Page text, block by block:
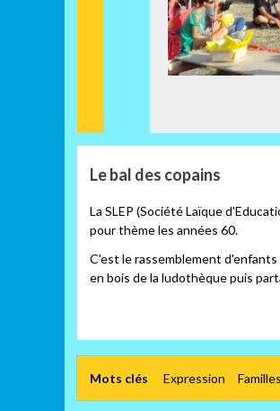
Le bal des copains
La SLEP (Société Laïque
pour thème les années 60.
C'est le rassemblement
en bois de la ludothèque puis
Mots clés Expression Familles